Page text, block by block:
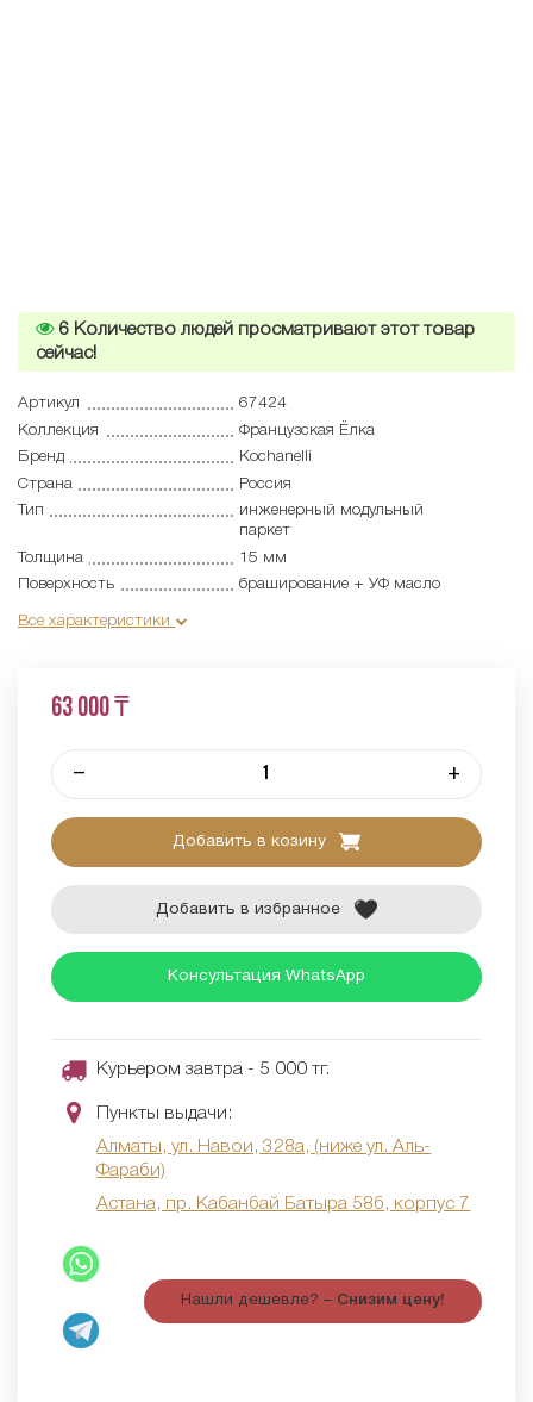
6 Количество людей просматривают этот товар
сейчас!
Артикул
67424
Коллекция
Французская Ёлка
Бренд
Kochanelli
Страна
Россия
Тип
инженерный модульный
паркет
Толщина
15 мм
Поверхность
браширование + УФ масло
Все характеристики
63 000 ₸
– +
Добавить в козину
Добавить в избранное
Консультация WhatsApp
Курьером завтра - 5 000 тг.
Пункты выдачи:
Алматы, ул. Навои, 328а, (ниже ул. Аль-
Фараби)
Астана, пр. Кабанбай Батыра 58б, корпус 7
Нашли дешевле? – Снизим цену!